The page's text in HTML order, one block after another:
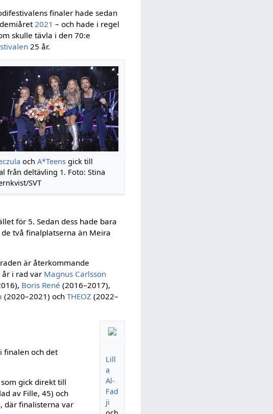
finaler hade sedan
2021 – och hade i regel
skulle tävla i den 70:e
25 år.
ochA*Teens gick till
från deltävling 1. Foto: Stina
SVT
för 5. Sedan dess hade bara
två finalplatserna än Meira
är återkommande
i rad var Magnus Carlsson
Boris René (2016–2017),
(2020–2021) ochTHEOZ (2022–
Lill
a
Al-
Fad
ji
finalen och det
gick direkt till
av Fille, 45) och
, där finalisterna var